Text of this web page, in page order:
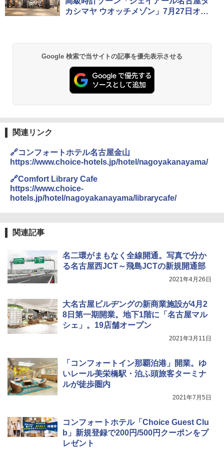
レーム テント
026リニューアル 急速冷凍 空間倍増 衛生的
コンパクト 保冷力長持ち
￥2,980
￥6,459
ポインターライト 強力 小型 緑色/赤色/青紫色
USB充電式 高精度 超長距離照射 長時間使用
可能 安全ロック付き 高安全性 金属製耐久 コ
電動エアーポンプ SUP用 20PSI 電動ポンプ
ゴムボート 空気入れ 空気抜き 自動停止 過熱
￥7,299
カシマヤ ウオッチメゾン」7月27日オー
Google 検索で当サイトの記事を優先表示させる
関連リンク
🔗コンフォートホテル名古屋金山
https://www.choice-hotels.jp/hotel/nagoyakanayama/
🔗Comfort Library Cafe
https://www.choice-
hotels.jp/hotel/nagoyakanayama/librarycafe/
関連記事
名二環がまもなく全線開通。写真で分か
る名古屋西JCT～飛島JCTの新規開通部
2021年4月26日
大名古屋ビルヂングの新商業施設が4月2
8日第一期開業。地下1階に「名古屋マル
シェ」。19店舗オープン
2021年3月11日
「コンフォートイン那覇泊港」開業。ゆ
いレール美栄橋駅・泊ふ頭旅客ターミナ
ルが徒歩圏内
2021年7月5日
コンフォートホテル「Choice Guest Clu
b」新規登録で200円/500円クーポンをプ
レゼント